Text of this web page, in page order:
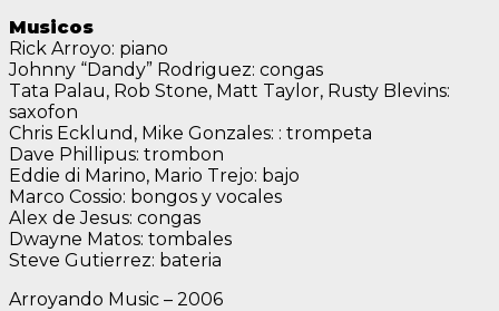
Musicos
Rick Arroyo: piano
Johnny “Dandy” Rodriguez: congas
Tata Palau, Rob Stone, Matt Taylor, Rusty Blevins:
saxofon
Chris Ecklund, Mike Gonzales: : trompeta
Dave Phillipus: trombon
Eddie di Marino, Mario Trejo: bajo
Marco Cossio: bongos y vocales
Alex de Jesus: congas
Dwayne Matos: tombales
Steve Gutierrez: bateria
Arroyando Music – 2006